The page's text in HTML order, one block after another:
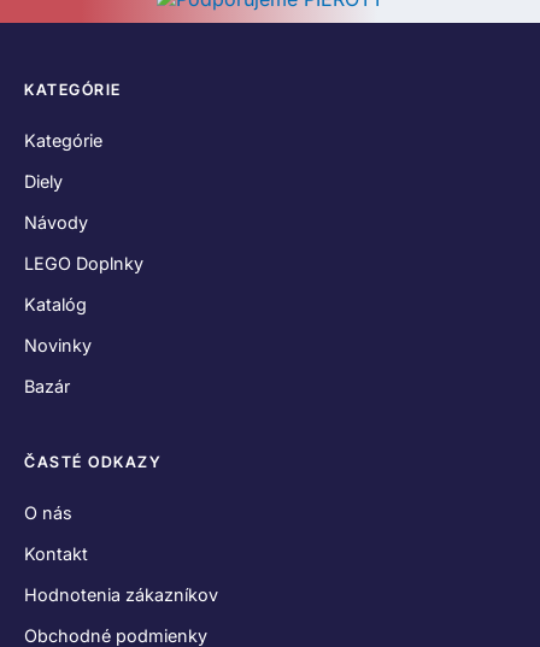
KATEGÓRIE
Kategórie
Diely
Návody
LEGO Doplnky
Katalóg
Novinky
Bazár
ČASTÉ ODKAZY
O nás
Kontakt
Hodnotenia zákazníkov
Obchodné podmienky